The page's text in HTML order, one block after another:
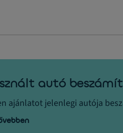
autó
ajánlatot jelenlegi autója